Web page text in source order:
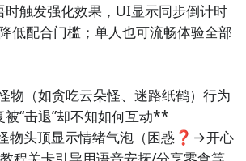
列表，每次喵出法随测试的时间都会
游独家的哦；
时触发强化效果，UI显示同步倒计时
低配合门槛；单人也可流畅体验全部
物（如贪吃云朵怪、迷路纸鹤）行为
“击退”却不知如何互动**
头顶显示情绪气泡（困惑❓→开心